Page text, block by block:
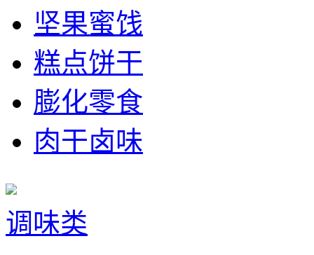
坚果蜜饯
糕点饼干
膨化零食
肉干卤味
调味类